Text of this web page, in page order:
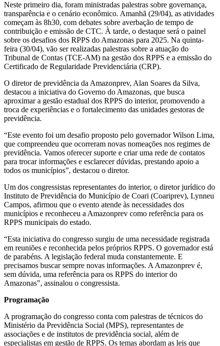
Neste primeiro dia, foram ministradas palestras sobre governança,
transparência e o cenário econômico. Amanhã (29/04), as atividades
começam às 8h30, com debates sobre averbação de tempo de
contribuição e emissão de CTC. À tarde, o destaque será o painel
sobre os desafios dos RPPS do Amazonas para 2025. Na quinta-
feira (30/04), vão ser realizadas palestras sobre a atuação do
Tribunal de Contas (TCE-AM) na gestão dos RPPS e a emissão do
Certificado de Regularidade Previdenciária (CRP).
O diretor de previdência da Amazonprev, Alan Soares da Silva,
destacou a iniciativa do Governo do Amazonas, que busca
aproximar a gestão estadual dos RPPS do interior, promovendo a
troca de experiências e o fortalecimento das unidades gestoras de
previdência.
“Este evento foi um desafio proposto pelo governador Wilson Lima,
que compreendeu que ocorreram novas nomeações nos regimes de
previdência. Vamos oferecer suporte e criar uma rede de contatos
para trocar informações e esclarecer dúvidas, prestando apoio a
todos os municípios”, destacou o diretor.
Um dos congressistas representantes do interior, o diretor jurídico do
Instituto de Previdência do Município de Coari (Coariprev), Lynneu
Campos, afirmou que o evento atende às necessidades dos
municípios e reconheceu a Amazonprev como referência para os
RPPS municipais do estado.
“Esta iniciativa do congresso surgiu de uma necessidade registrada
em reuniões e reconhecida pelos próprios RPPS. O governador está
de parabéns. A legislação federal muda constantemente. E
precisamos buscar sempre novas informações. A Amazonprev é,
sem dúvida, uma referência para os RPPS do interior do
Amazonas”, assinalou o congressista.
Programação
A programação do congresso conta com palestras de técnicos do
Ministério da Previdência Social (MPS), representantes de
associações e de institutos de previdência social, além de
especialistas em gestão de RPPS. Os temas abordam as leis que